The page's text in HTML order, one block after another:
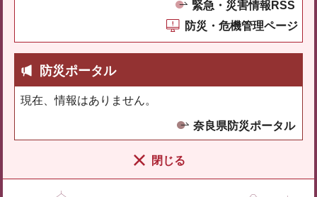
緊急・災害情報RSS
防災・危機管理ページ
防災ポータル
現在、情報はありません。
奈良県防災ポータル
閉じる